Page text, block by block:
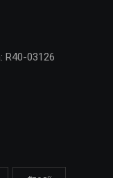
R40-03126